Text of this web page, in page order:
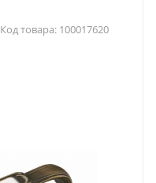
Код товара: 100017620